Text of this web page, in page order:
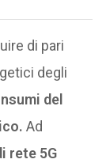
di pari
degli
del
Ad
rete 5G